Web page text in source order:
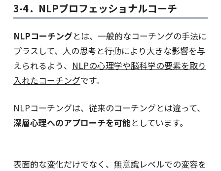
3-4．NLPプロフェッショナルコーチ
NLPコーチングとは、一般的なコーチングの手法に
プラスして、人の思考と行動により大きな影響を与
えられるよう、 NLPの心理学や脳科学の要素を取り
入れたコーチングです。
NLPコーチングは、従来のコーチングとは違って、
深層心理へのアプローチを可能としています。
表面的な変化だけでなく、無意識レベルでの変容を